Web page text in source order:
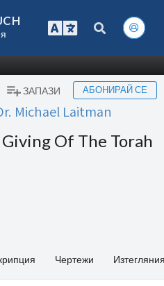
ЗАПАЗИ АБОНИРАЙ СЕ
Michael Laitman
Of The Torah
Чертежи